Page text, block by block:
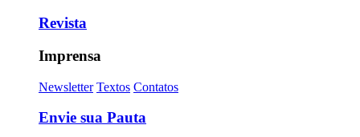
Revista
Imprensa
Newsletter Textos Contatos
Envie sua Pauta